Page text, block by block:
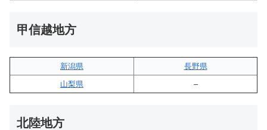
甲信越地方
新潟県
長野県
山梨県
–
北陸地方